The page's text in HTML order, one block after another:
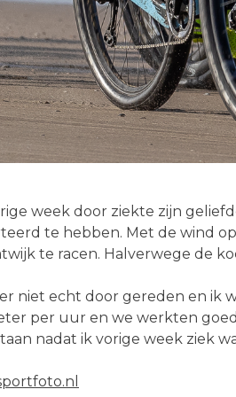
week door ziekte zijn
te hebben. Met de wind
te racen. Halverwege de
niet echt door gereden en ik
per uur en we werkten
nadat ik vorige week ziek